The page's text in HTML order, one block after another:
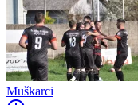
Muškarci